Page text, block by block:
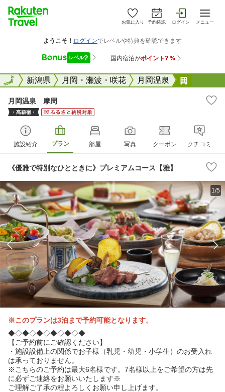
お気に入り 予約確認 ログイン メニュー
全国新潟県 月岡・瀬波・咲花 月岡温泉
全国
月岡温泉 摩周
施設紹介 プラン 部屋 写真 クーポン クチコミ
《優雅で特別なひとときに》プレミアムコース【雅】
1/5
※このプランは3泊まで予約可能となります。
◆◇◆◇◆◇◆◇◆◇◆
【ご予約前にご確認ください】
・施設設備上の関係でお子様（乳児・幼児・小学生）のお受入れ
は承っておりません。
※こちらのご予約は最大6名様です。7名様以上をご希望の方は先
に必ずご連絡をお願いいたします※
ご理解ご了承の程よろしくお願い申し上げます。